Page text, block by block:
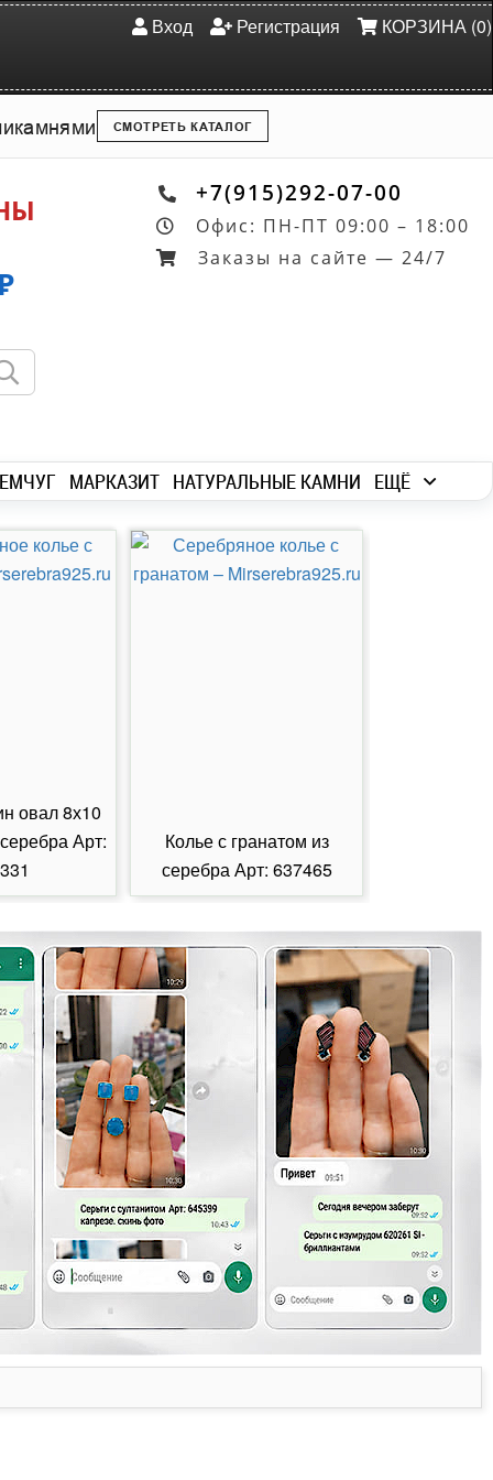
Вход Регистрация КОРЗИНА (0)
камнями СМОТРЕТЬ КАТАЛОГ
+7(915)292-07-00
Офис: ПН-ПТ 09:00 – 18:00
Заказы на сайте — 24/7
МАРКАЗИТ НАТУРАЛЬНЫЕ КАМНИ ЕЩЁ
овал 8х10
Арт:
Колье с гранатом из
серебра Арт: 637465